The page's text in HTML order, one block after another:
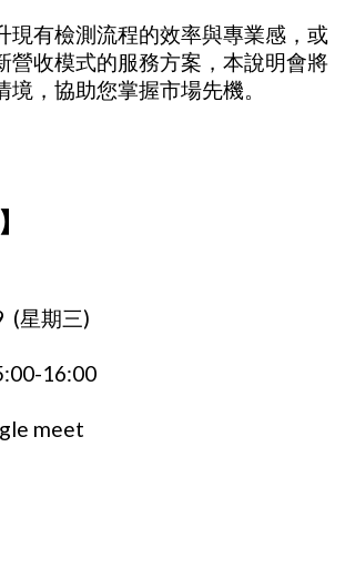
現有檢測流程的效率與專業感，或
營收模式的服務方案，本說明會將
，協助您掌握市場先機。
(星期三)
16:00
meet